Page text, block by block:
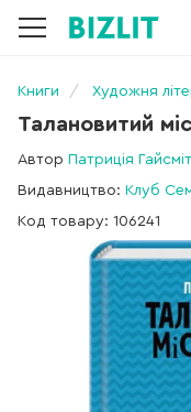
Книги Художня
Талановитий
Автор Патриція Гайсміт
Видавництво: Клуб
Код товару: 106241